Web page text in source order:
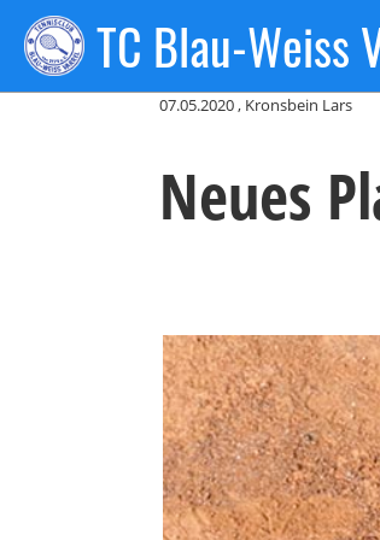
TC Blau-Weiss
Zurück
07.05.2020, Kronsbein Lars
Neues